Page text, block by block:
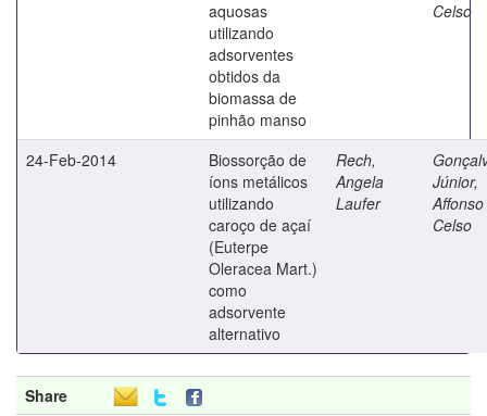
aquosas
utilizando
adsorventes
obtidos da
biomassa de
pinhão manso
Celso
24-Feb-2014
Biossorção de
íons metálicos
utilizando
caroço de açaí
(Euterpe
Oleracea Mart.)
como
adsorvente
alternativo
Rech,
Angela
Laufer
Júnior,
Affonso
Celso
Share